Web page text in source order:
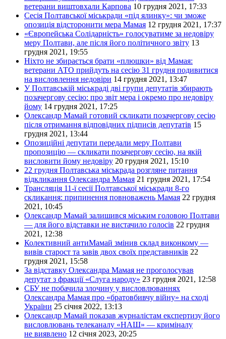
ветерани виштовхали Карпова 10 грудня 2021, 17:33
Сесія Полтавської міськради «під ялинку»: чи зможе
опозиція відсторонити мера Мамая 12 грудня 2021, 17:37
«Європейська Солідарність» голосуватиме за недовіру
меру Полтави, але після його політичного звіту 13
грудня 2021, 19:55
Ніхто не збирається брати «плюшки» від Мамая:
ветерани АТО прийдуть на сесію 31 грудня подивитися
на висловлення недовіри 14 грудня 2021, 13:47
У Полтавській міськраді дві групи депутатів збирають
позачергову сесію: про звіт мера і окремо про недовіру
йому 14 грудня 2021, 17:25
Олександр Мамай готовий скликати позачергову сесію
після отримання відповідних підписів депутатів 15
грудня 2021, 13:44
Опозиційні депутати передали меру Полтави
пропозицію — скликати позачергову сесію, на якій
висловити йому недовіру 20 грудня 2021, 15:10
22 грудня Полтавська міськрада розгляне питання
відкликання Олександра Мамая 21 грудня 2021, 17:54
Трансляція 11-ї сесії Полтавської міськради 8-го
скликання: припинення повноважень Мамая 22 грудня
2021, 10:45
Олександр Мамай залишився міським головою Полтави
— для його відставки не вистачило голосів 22 грудня
2021, 12:38
Колективний антиМамай змінив склад виконкому —
вивів старост та завів двох своїх представників 22
грудня 2021, 15:58
За відставку Олександра Мамая не проголосував
депутат з фракції «Слуга народу» 23 грудня 2021, 12:58
СБУ не побачила злочину у висловлюваннях
Олександра Мамая про «братовбивчу війну» на сході
України 25 січня 2022, 13:13
Олександр Мамай показав журналістам експертизу його
висловлювань телеканалу «НАШ» — криміналу
не виявлено 12 січня 2023, 20:25